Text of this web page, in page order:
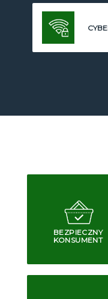
BEZPIECZNY
KONSUMENT